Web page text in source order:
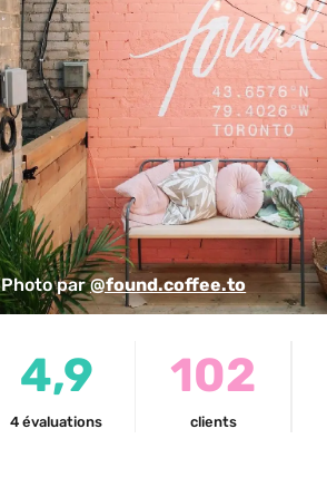
Photo par @found.coffee.to
4,9
4 évaluations
102
clients